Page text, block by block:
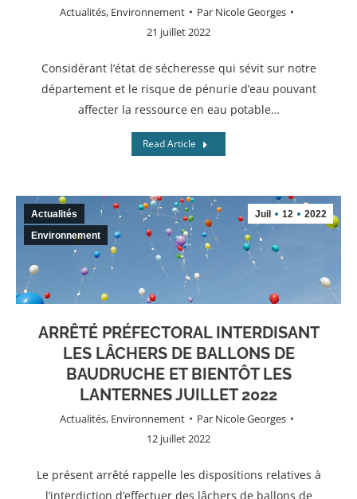
Actualités, Environnement Par Nicole Georges
21 juillet 2022
Considérant l’état de sécheresse qui sévit sur notre
département et le risque de pénurie d’eau pouvant
affecter la ressource en eau potable…
Read Article
ARRÊTÉ PRÉFECTORAL INTERDISANT
LES LÂCHERS DE BALLONS DE
BAUDRUCHE ET BIENTÔT LES
LANTERNES JUILLET 2022
Actualités, Environnement Par Nicole Georges
12 juillet 2022
Juil 12 2022
Actualités
Environnement
Le présent arrêté rappelle les dispositions relatives à
l’interdiction d’effectuer des lâchers de ballons de